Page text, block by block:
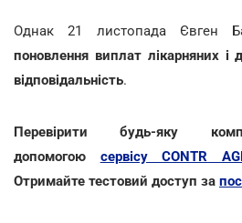
Однак 21 листопада Євген
поновлення виплат лікарняних і
відповідальність.
Перевірити будь-яку
допомогою сервісу CONTR
Отримайте тестовий доступ за